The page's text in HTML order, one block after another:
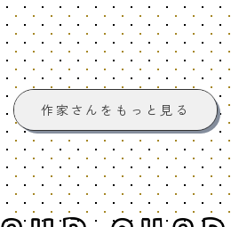
作家さんをもっと見る